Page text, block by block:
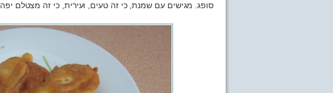
סופג. מגישים עם שמנת, כי זה טעים, ועירית, כי זה מצטלם יפה.